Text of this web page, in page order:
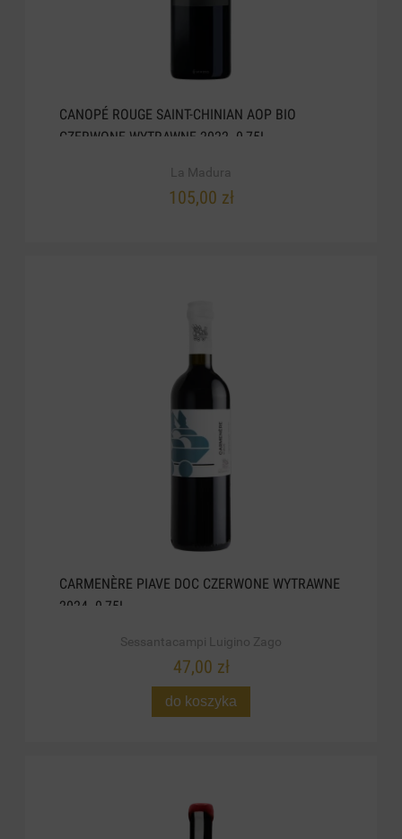
CANOPÉ ROUGE SAINT-CHINIAN AOP BIO
CZERWONE WYTRAWNE 2022. 0,75L
La Madura
105,00 zł
CARMENÈRE PIAVE DOC CZERWONE WYTRAWNE
2024. 0,75L
Sessantacampi Luigino Zago
47,00 zł
do koszyka